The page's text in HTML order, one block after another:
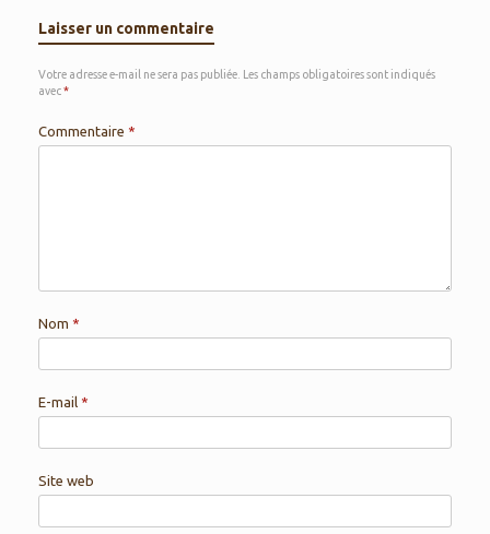
Laisser un commentaire
Votre adresse e-mail ne sera pas publiée. Les champs obligatoires sont indiqués
avec*
Commentaire *
Nom *
E-mail *
Site web